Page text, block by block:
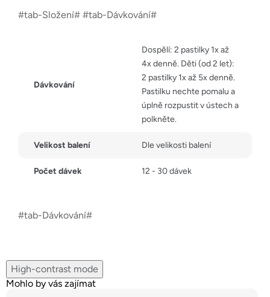
#tab-Složení# #tab-Dávkování#
Dávkování
Dospělí: 2 pastilky 1x až
4x denně. Děti (od 2 let):
2 pastilky 1x až 5x denně.
Pastilku nechte pomalu a
úplně rozpustit v ústech a
polkněte.
Velikost balení Dle velikosti balení
Počet dávek 12 - 30 dávek
#tab-Dávkování#
High-contrast mode
Mohlo by vás zajímat